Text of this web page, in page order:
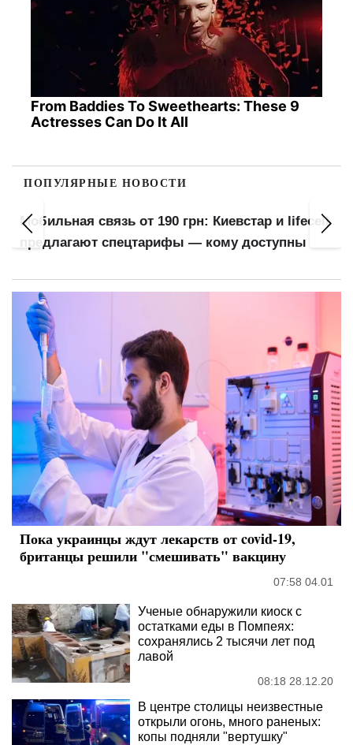
From Baddies To Sweethearts: These 9
Actresses Can Do It All
ПОПУЛЯРНЫЕ НОВОСТИ
Мобильная связь от 190 грн: Киевстар и lifecell
предлагают спецтарифы — кому доступны
Пока украинцы ждут лекарств от covid-19,
британцы решили "смешивать" вакцину
07:58 04.01
Ученые обнаружили киоск с
остатками еды в Помпеях:
сохранялись 2 тысячи лет под
лавой
08:18 28.12.20
В центре столицы неизвестные
открыли огонь, много раненых:
копы подняли "вертушку"